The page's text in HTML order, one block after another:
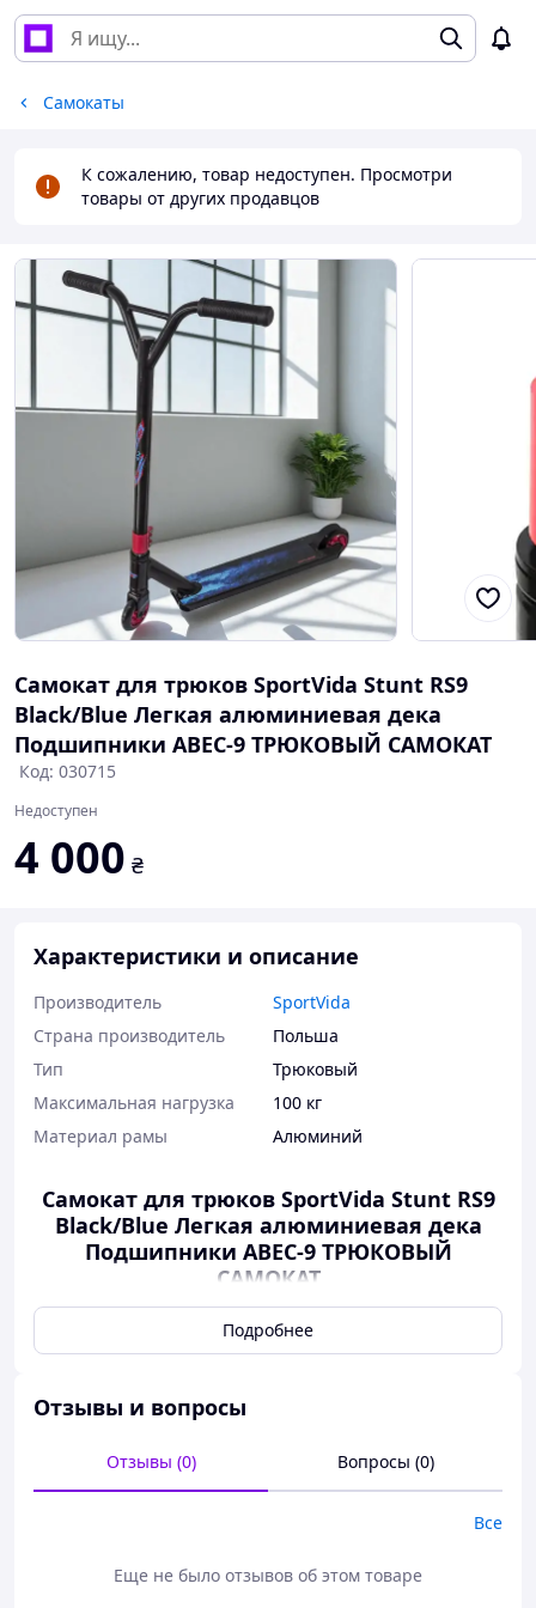
Самокаты
К сожалению, товар недоступен. Просмотри
товары от других продавцов
Самокат для трюков SportVida Stunt RS9
Black/Blue Легкая алюминиевая дека
Подшипники ABEC-9 ТРЮКОВЫЙ САМОКАТ
Код: 030715
Недоступен
4 000 ₴
Характеристики и описание
Производитель
SportVida
Страна производитель
Польша
Тип
Трюковый
Максимальная нагрузка
100 кг
Материал рамы
Алюминий
Самокат для трюков SportVida Stunt RS9
Black/Blue Легкая алюминиевая дека
Подшипники ABEC-9 ТРЮКОВЫЙ
САМОКАТ
Подробнее
Отзывы и вопросы
Отзывы (0) Вопросы (0)
Все
Еще не было отзывов об этом товаре